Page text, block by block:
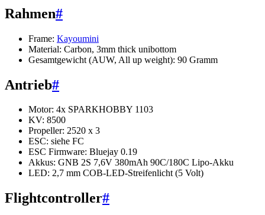
Rahmen#
Frame: Kayoumini
Material: Carbon, 3mm thick unibottom
Gesamtgewicht (AUW, All up weight): 90 Gramm
Antrieb#
Motor: 4x SPARKHOBBY 1103
KV: 8500
Propeller: 2520 x 3
ESC: siehe FC
ESC Firmware: Bluejay 0.19
Akkus: GNB 2S 7,6V 380mAh 90C/180C Lipo-Akku
LED: 2,7 mm COB-LED-Streifenlicht (5 Volt)
Flightcontroller#